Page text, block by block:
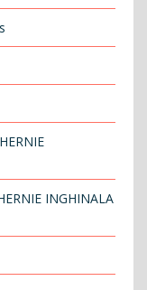
INGHINALA